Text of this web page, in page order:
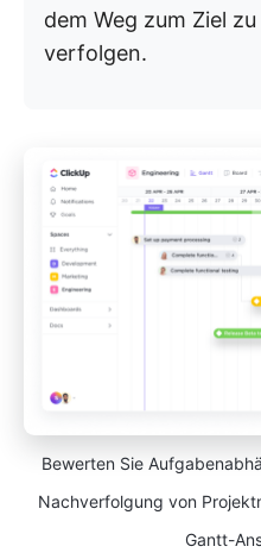
dem Weg zum Ziel
verfolgen.
Bewerten Sie
Nachverfolgung von
Gantt-